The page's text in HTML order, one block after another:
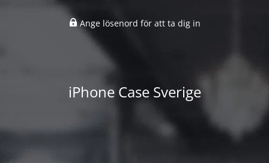
Ange lösenord för att ta dig in
iPhone Case Sverige